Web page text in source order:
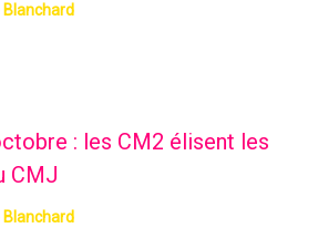
Blanchard
: les CM2 élisent les
CMJ
Blanchard